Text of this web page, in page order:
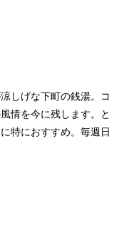
しげな下町の銭湯。コ
情を今に残します。と
特におすすめ。毎週日